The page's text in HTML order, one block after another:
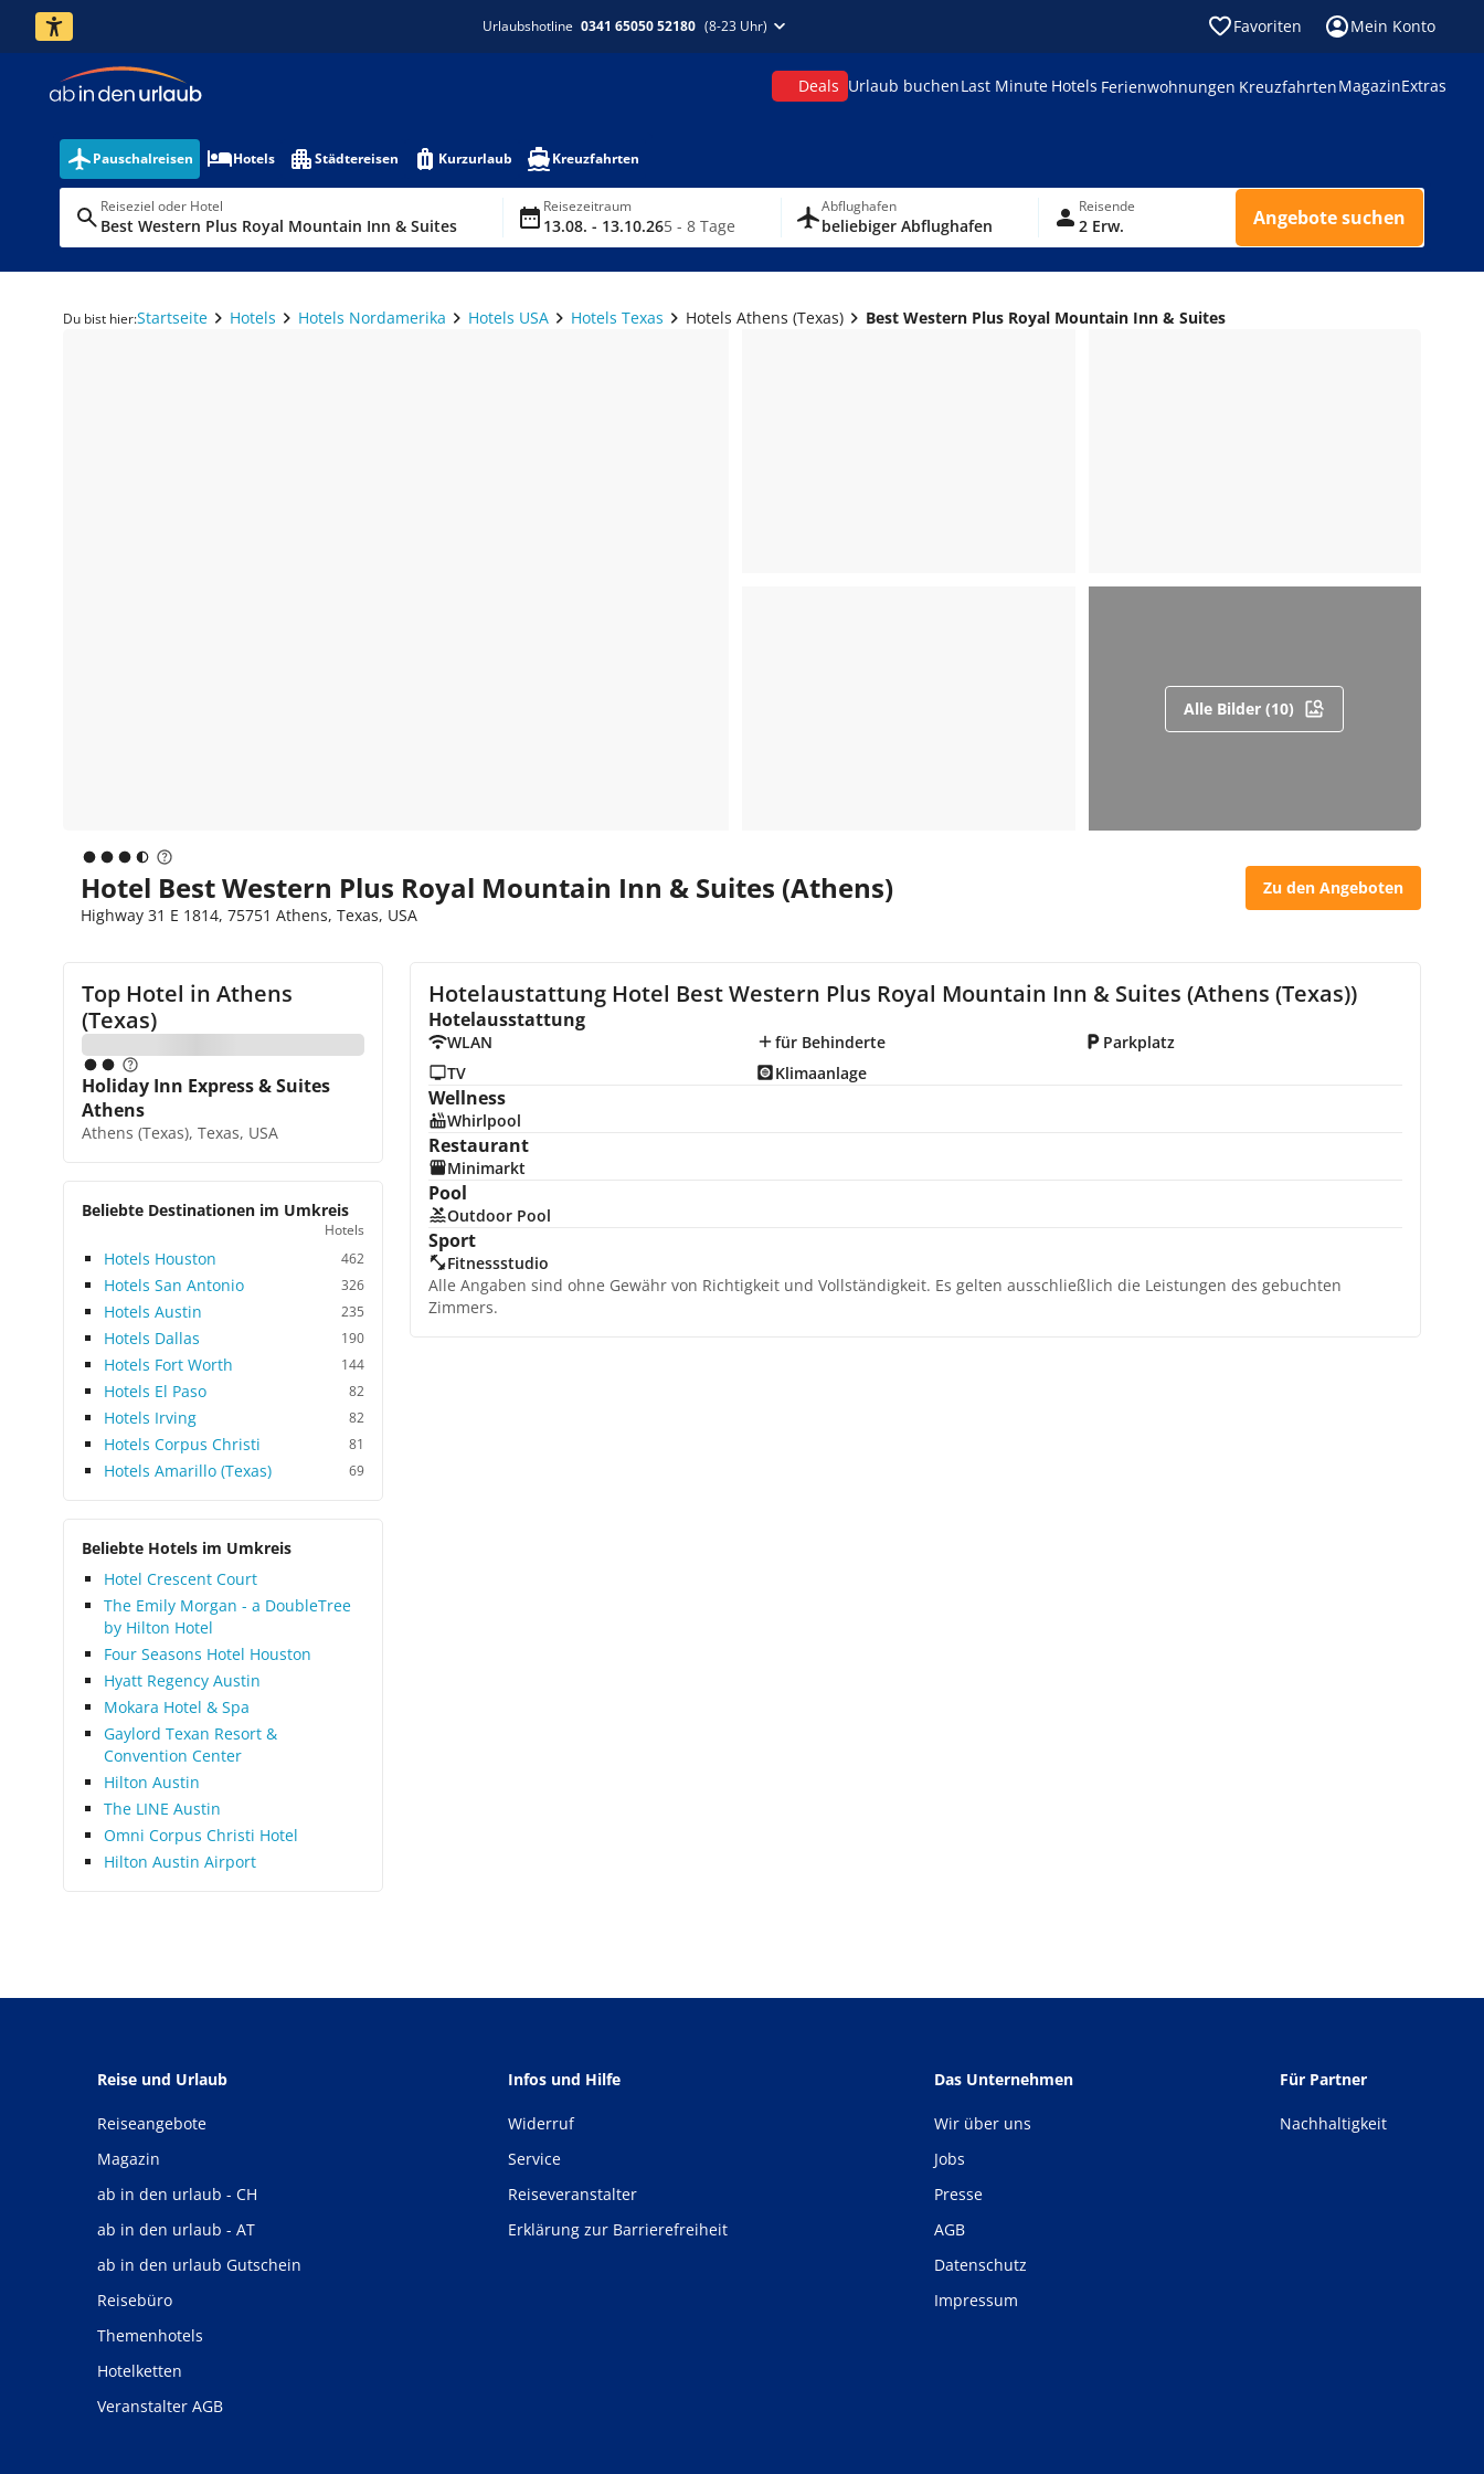
Urlaubshotline 0341 65050 52180 (8-23 Uhr) Favoriten Mein Konto
Deals Urlaub buchenLast Minute Hotels Ferienwohnungen KreuzfahrtenMagazinExtras
Pauschalreisen Hotels Städtereisen Kurzurlaub Kreuzfahrten
Reiseziel oder Hotel
Best Western Plus Royal Mountain Inn & Suites
Reisezeitraum
13.08. - 13.10.265 - 8 Tage
Abflughafen
beliebiger Abflughafen
Reisende
2 Erw. Angebote suchen
Du bist hier:Startseite Hotels Hotels Nordamerika Hotels USA Hotels Texas Hotels Athens (Texas) Best Western Plus Royal Mountain Inn & Suites
Alle Bilder (10)
Hotel Best Western Plus Royal Mountain Inn & Suites (Athens)
Highway 31 E 1814, 75751 Athens, Texas, USA
Zu den Angeboten
Top Hotel in Athens
(Texas)
Holiday Inn Express & Suites
Athens
Athens (Texas), Texas, USA
Beliebte Destinationen im Umkreis
Hotels
Hotels Houston 462
Hotels San Antonio 326
Hotels Austin 235
Hotels Dallas 190
Hotels Fort Worth 144
Hotels El Paso 82
Hotels Irving 82
Hotels Corpus Christi 81
Hotels Amarillo (Texas) 69
Beliebte Hotels im Umkreis
Hotel Crescent Court
The Emily Morgan - a DoubleTree
by Hilton Hotel
Four Seasons Hotel Houston
Hyatt Regency Austin
Mokara Hotel & Spa
Gaylord Texan Resort &
Convention Center
Hilton Austin
The LINE Austin
Omni Corpus Christi Hotel
Hilton Austin Airport
Hotelaustattung Hotel Best Western Plus Royal Mountain Inn & Suites (Athens (Texas))
Hotelausstattung
WLAN für Behinderte
Parkplatz
TV
Klimaanlage
Wellness
Whirlpool
Restaurant
Minimarkt
Pool
Outdoor Pool
Sport
Fitnessstudio
Alle Angaben sind ohne Gewähr von Richtigkeit und Vollständigkeit. Es gelten ausschließlich die Leistungen des gebuchten
Zimmers.
Reise und Urlaub
Reiseangebote
Magazin
ab in den urlaub - CH
ab in den urlaub - AT
ab in den urlaub Gutschein
Reisebüro
Themenhotels
Hotelketten
Veranstalter AGB
Infos und Hilfe
Widerruf
Service
Reiseveranstalter
Erklärung zur Barrierefreiheit
Das Unternehmen
Wir über uns
Jobs
Presse
AGB
Datenschutz
Impressum
Für Partner
Nachhaltigkeit